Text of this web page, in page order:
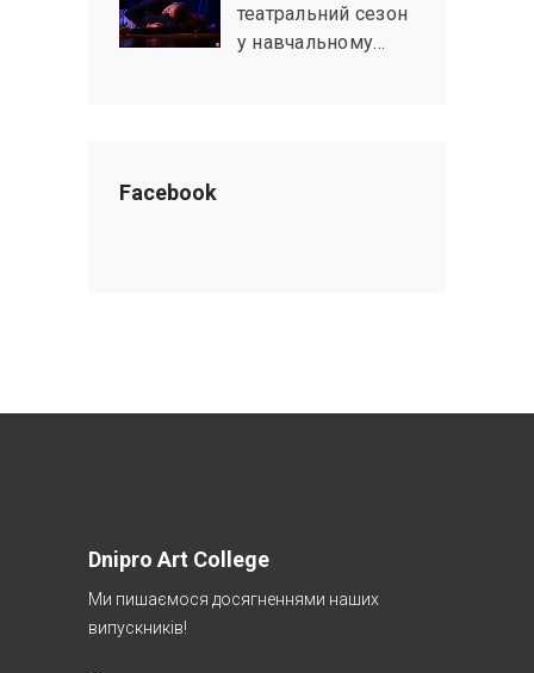
театральний сезон
у навчальному…
Facebook
Dnipro Art College
Ми пишаємося досягненнями наших
випускників!